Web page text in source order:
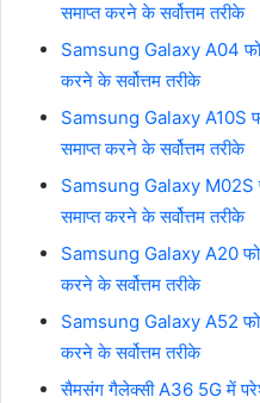
समाप्त करने के सर्वोत्तम तरीके
Samsung Galaxy A04
करने के सर्वोत्तम तरीके
Samsung Galaxy A10S
समाप्त करने के सर्वोत्तम तरीके
Samsung Galaxy M02S
समाप्त करने के सर्वोत्तम तरीके
Samsung Galaxy A20
करने के सर्वोत्तम तरीके
Samsung Galaxy A52
करने के सर्वोत्तम तरीके
सैमसंग गैलेक्सी A36 5G में